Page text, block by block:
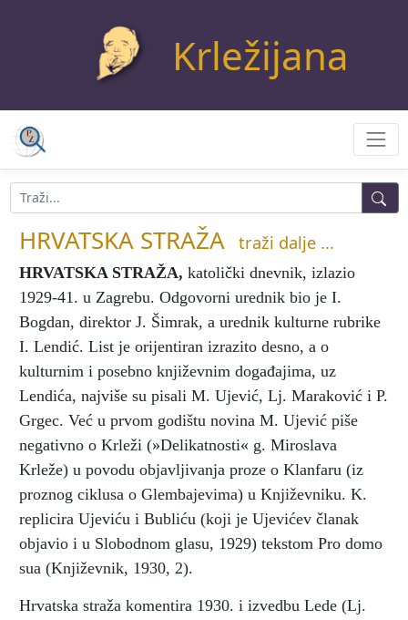
Krležijana
HRVATSKA STRAŽA traži dalje ...
HRVATSKA STRAŽA, katolički dnevnik, izlazio
1929-41. u Zagrebu. Odgovorni urednik bio je I.
Bogdan, direktor J. Šimrak, a urednik kulturne rubrike
I. Lendić. List je orijentiran izrazito desno, a o
kulturnim i posebno književnim događajima, uz
Lendića, najviše su pisali M. Ujević, Lj. Maraković i P.
Grgec. Već u prvom godištu novina M. Ujević piše
negativno o Krleži (»Delikatnosti« g. Miroslava
Krleže) u povodu objavljivanja proze o Klanfaru (iz
proznog ciklusa o Glembajevima) u Književniku. K.
replicira Ujeviću i Bubliću (koji je Ujevićev članak
objavio i u Slobodnom glasu, 1929) tekstom Pro domo
sua (Književnik, 1930, 2).
Hrvatska straža komentira 1930. i izvedbu Lede (Lj.